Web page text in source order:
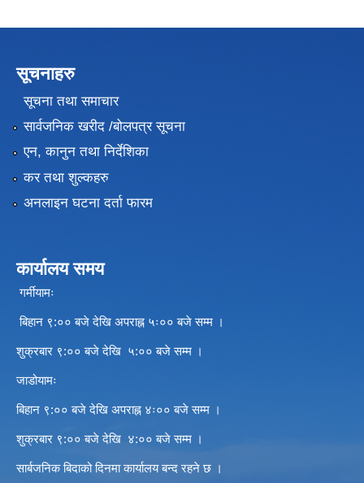
सूचनाहरु
सूचना तथा समाचार
सार्वजनिक खरीद /बोलपत्र सूचना
एन, कानुन तथा निर्देशिका
कर तथा शुल्कहरु
अनलाइन घटना दर्ता फारम
कार्यालय समय
गर्मीयामः
बिहान ९:०० बजे देखि अपराह्न ५ः०० बजे सम्म ।
शुक्रबार ९:०० बजे देखि ५:०० बजे सम्म ।
जाडोयामः
बिहान ९:०० बजे देखि अपराह्न ४ः०० बजे सम्म ।
शुक्रबार ९:०० बजे देखि ४:०० बजे सम्म ।
सार्बजनिक बिदाको दिनमा कार्यालय बन्द रहने छ ।